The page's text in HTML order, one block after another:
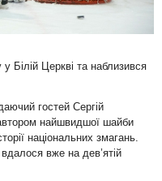
Білій Церкві та наблизився
гостей Сергій
найшвидшої шайби
національних змагань.
вже на дев’ятій